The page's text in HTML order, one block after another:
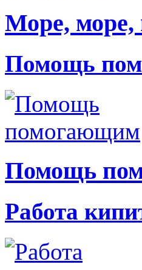
Море, море,
Помощь
Помощь
Работа